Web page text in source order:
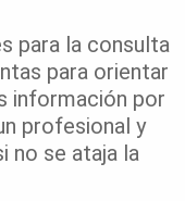
para la consulta
para orientar
información por
profesional y
no se ataja la